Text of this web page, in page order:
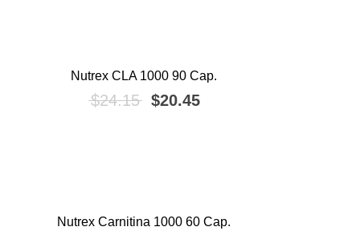
Nutrex CLA 1000 90 Cap.
$24.15 El precio original era: $24.15.
$20.45El precio actual es:
Nutrex Carnitina 1000 60 Cap.